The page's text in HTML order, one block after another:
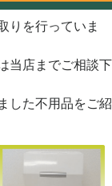
りを行っていま
当店までご相談下
した不用品をご紹